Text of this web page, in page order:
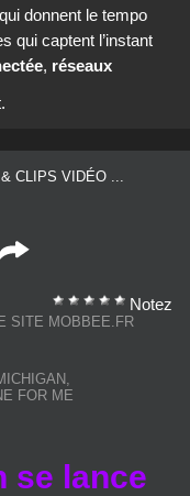
donnent le tempo
qui captent l’instant
, réseaux
CLIPS VIDÉO ...
Notez
SITE MOBBEE.FR
FOR ME
se lance